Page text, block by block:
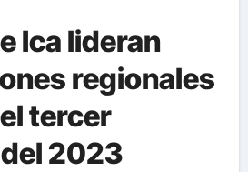
Ica lideran
regionales
tercer
2023